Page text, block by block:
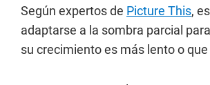
Según expertos de Picture This,
adaptarse a la sombra parcial
su crecimiento es más lento o